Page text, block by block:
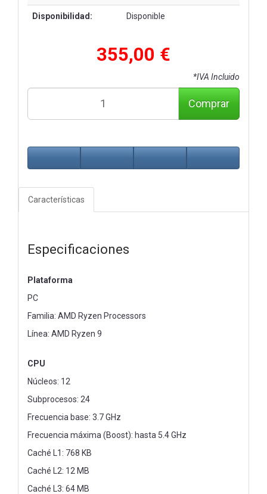
Disponibilidad: Disponible
355,00 €
*IVA Incluido
Comprar
Características
Especificaciones
Plataforma
PC
Familia: AMD Ryzen Processors
Línea: AMD Ryzen 9
CPU
Núcleos: 12
Subprocesos: 24
Frecuencia base: 3.7 GHz
Frecuencia máxima (Boost): hasta 5.4 GHz
Caché L1: 768 KB
Caché L2: 12 MB
Caché L3: 64 MB